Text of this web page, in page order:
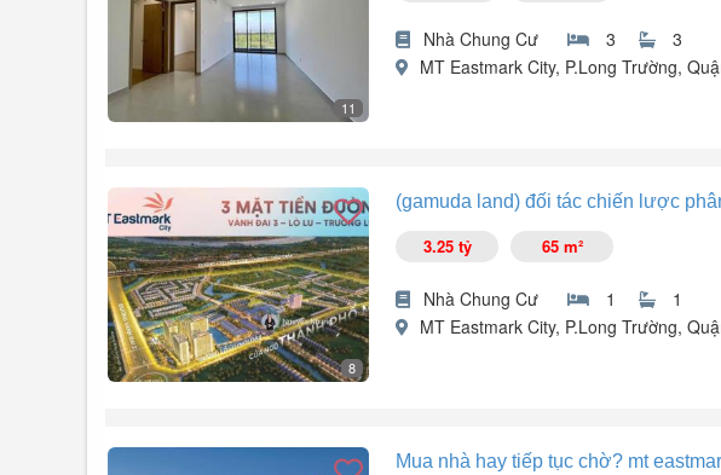
11
Nhà Chung Cư 3
3
MT Eastmark City, P.Long Trường,
+ Dt sàn xây dựng 95,5m² (3pn + 3wc): 4tỷ700. Bao thuế phí. Đã có sổ. Hỗ trợ
* Tiện ích chung cư.
- Hồ bơi tràn chuẩn resort 1700m² + phòng gym riêng biệt từng tháp + sân
Tiện ích xung quanh:
- Công viên Đông Tăng Long.
- Siêu thị Bách Hóa Xanh 1385/1 Nguyễn Duy Trinh.
- ...
8
(gamuda land) đối tác chiến lược
3.25 tỷ 65 m²
Nhà Chung Cư 1
1
MT Eastmark City, P.Long Trường,
Trung tâm khu công nghệ cao Quận 9, cạnh bệnh viện.
Mua nhà hay tiếp tục chờ? mt